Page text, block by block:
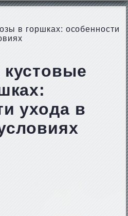
в горшках: особенности
ухода в